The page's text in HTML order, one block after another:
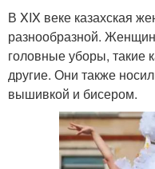
В XIX веке казахская
разнообразной.
головные уборы, такие
другие. Они также
вышивкой и бисером.